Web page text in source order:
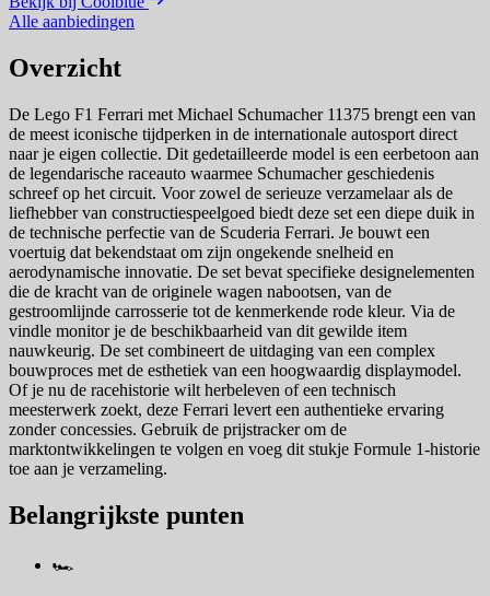
Alle aanbiedingen
Overzicht
De Lego F1 Ferrari met Michael Schumacher 11375 brengt een van
de meest iconische tijdperken in de internationale autosport direct
naar je eigen collectie. Dit gedetailleerde model is een eerbetoon aan
de legendarische raceauto waarmee Schumacher geschiedenis
schreef op het circuit. Voor zowel de serieuze verzamelaar als de
liefhebber van constructiespeelgoed biedt deze set een diepe duik in
de technische perfectie van de Scuderia Ferrari. Je bouwt een
voertuig dat bekendstaat om zijn ongekende snelheid en
aerodynamische innovatie. De set bevat specifieke designelementen
die de kracht van de originele wagen nabootsen, van de
gestroomlijnde carrosserie tot de kenmerkende rode kleur. Via de
vindle monitor je de beschikbaarheid van dit gewilde item
nauwkeurig. De set combineert de uitdaging van een complex
bouwproces met de esthetiek van een hoogwaardig displaymodel.
Of je nu de racehistorie wilt herbeleven of een technisch
meesterwerk zoekt, deze Ferrari levert een authentieke ervaring
zonder concessies. Gebruik de prijstracker om de
marktontwikkelingen te volgen en voeg dit stukje Formule 1-historie
toe aan je verzameling.
Belangrijkste punten
🏎️